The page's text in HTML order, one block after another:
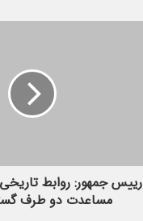
رییس جمهور: روابط تاریخی
مساعدت دو طرف